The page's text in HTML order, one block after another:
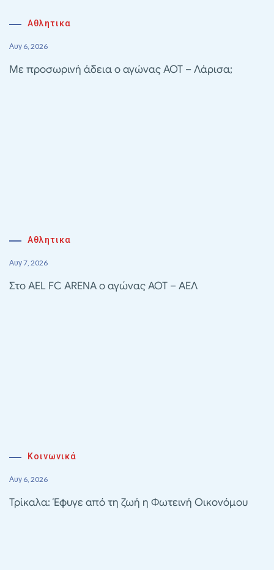
Αθλητικα
Αυγ 6, 2026
Με προσωρινή άδεια ο αγώνας ΑΟΤ – Λάρισα;
Αθλητικα
Αυγ 7, 2026
Στο AEL FC ARENA ο αγώνας ΑΟΤ – ΑΕΛ
Κοινωνικά
Αυγ 6, 2026
Τρίκαλα: Έφυγε από τη ζωή η Φωτεινή Οικονόμου